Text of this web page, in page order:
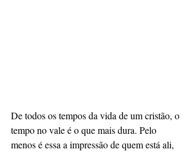
De todos os tempos da vida de um cristão, o
tempo no vale é o que mais dura. Pelo
menos é essa a impressão de quem está ali,